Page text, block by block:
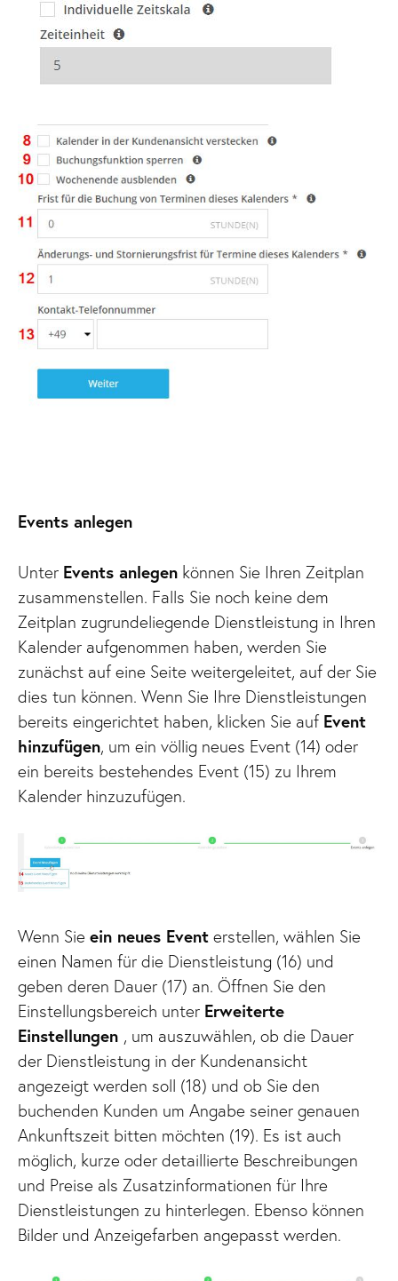
Events anlegen
Unter Events anlegen können Sie Ihren Zeitplan
zusammenstellen. Falls Sie noch keine dem
Zeitplan zugrundeliegende Dienstleistung in Ihren
Kalender aufgenommen haben, werden Sie
zunächst auf eine Seite weitergeleitet, auf der Sie
dies tun können. Wenn Sie Ihre Dienstleistungen
bereits eingerichtet haben, klicken Sie auf Event
hinzufügen, um ein völlig neues Event (14) oder
ein bereits bestehendes Event (15) zu Ihrem
Kalender hinzuzufügen.
Wenn Sie ein neues Event erstellen, wählen Sie
einen Namen für die Dienstleistung (16) und
geben deren Dauer (17) an. Öffnen Sie den
Einstellungsbereich unter Erweiterte
Einstellungen , um auszuwählen, ob die Dauer
der Dienstleistung in der Kundenansicht
angezeigt werden soll (18) und ob Sie den
buchenden Kunden um Angabe seiner genauen
Ankunftszeit bitten möchten (19). Es ist auch
möglich, kurze oder detaillierte Beschreibungen
und Preise als Zusatzinformationen für Ihre
Dienstleistungen zu hinterlegen. Ebenso können
Bilder und Anzeigefarben angepasst werden.